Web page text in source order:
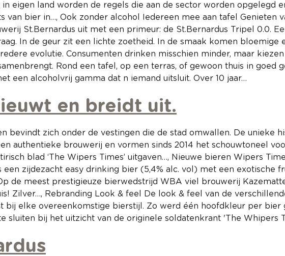
eigen land worden de regels die aan de sector worden opgelegd
van bier in…, Ook zonder alcohol Iedereen mee aan tafel Genieten
St.Bernardus uit met een primeur: de St.Bernardus Tripel 0.0.
In de geur zit een lichte zoetheid. In de smaak komen bloemige
evolutie. Consumenten drinken misschien minder, maar
Rond een tafel, op een terras, of gewoon thuis in goed
een alcoholvrij gamma dat n iemand uitsluit. Over 10 jaar…
en breidt uit.
bevindt zich onder de vestingen die de stad omwallen. De unieke
authentieke brouwerij en vormen sinds 2014 het schouwtoneel
blad ‘The Wipers Times’ uitgaven…, Nieuwe bieren Wipers
zijdezacht easy drinking bier (5,4% alc. vol) met een exotische
de meest prestigieuze bierwedstrijd WBA viel brouwerij
Zilver…, Rebranding Look & feel De look & feel van de
bij elke overeenkomstige bierstijl. Zo werd één hoofdkleur per bier
sluiten bij het uitzicht van de originele soldatenkrant 'The Whipers